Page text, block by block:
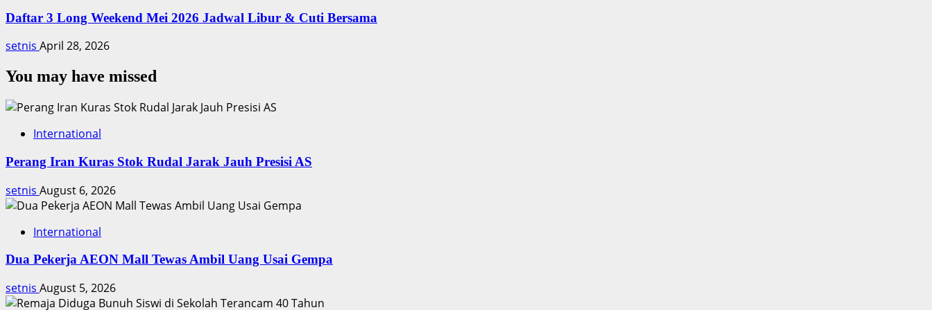
Daftar 3 Long Weekend Mei 2026 Jadwal Libur & Cuti Bersama
setnis April 28, 2026
You may have missed
International
Perang Iran Kuras Stok Rudal Jarak Jauh Presisi AS
setnis August 6, 2026
International
Dua Pekerja AEON Mall Tewas Ambil Uang Usai Gempa
setnis August 5, 2026